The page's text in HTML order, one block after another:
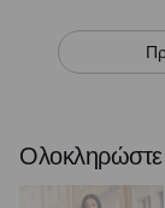
Ολοκληρώστε